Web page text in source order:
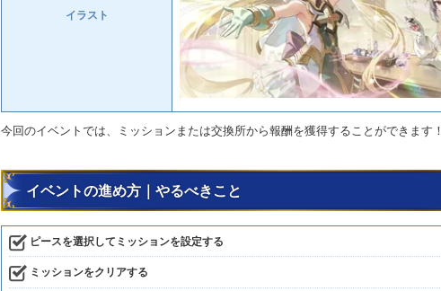
イラスト
今回のイベントでは、ミッションまたは交換所から報酬を獲得することができます！
イベントの進め方｜やるべきこと
ピースを選択してミッションを設定する
ミッションをクリアする